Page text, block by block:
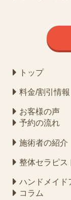
トップ
料金/割引情報
お客様の声
予約の流れ
施術者の紹介
整体セラピス
ハンドメイド
コラム